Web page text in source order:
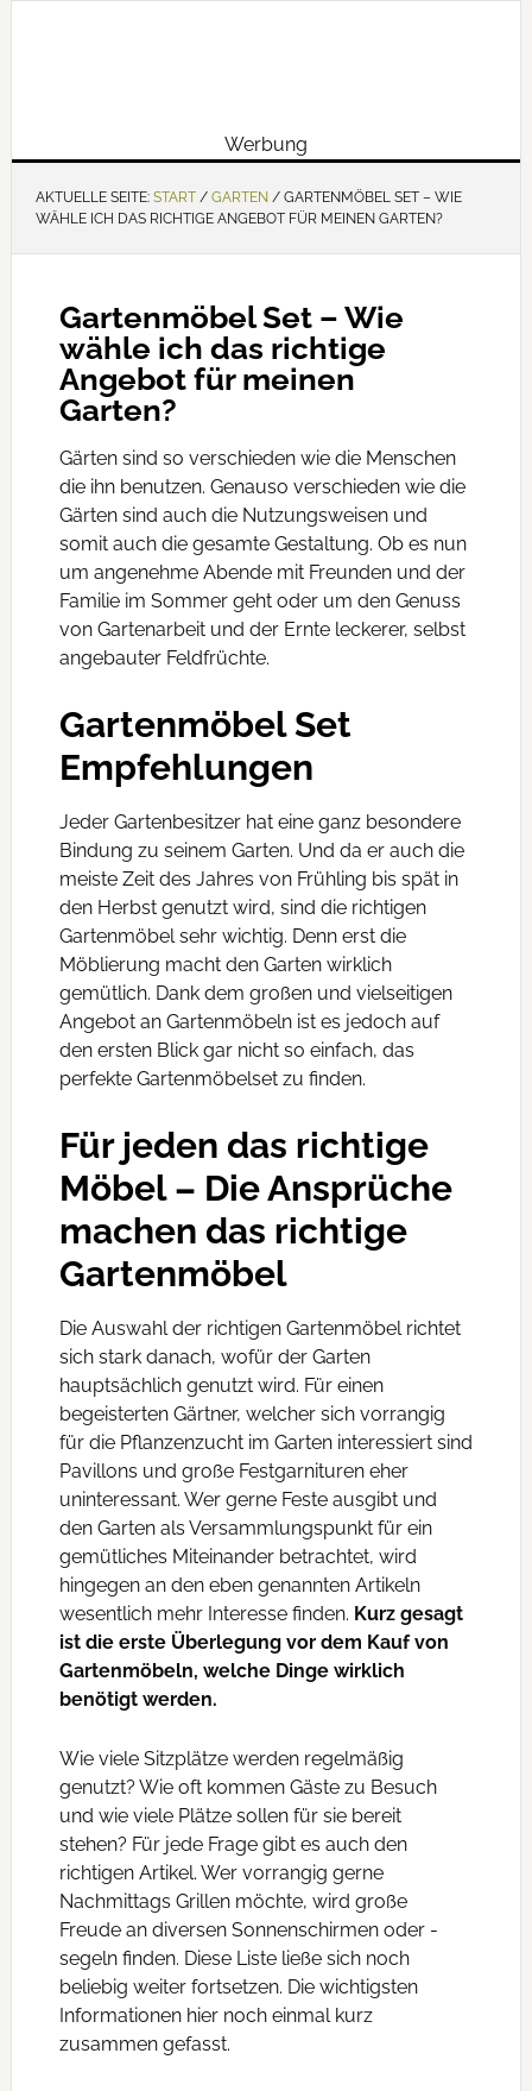
Werbung
AKTUELLE SEITE: START / GARTEN /GARTENMÖBEL SET – WIE
WÄHLE ICH DAS RICHTIGE ANGEBOT FÜR MEINEN GARTEN?
Gartenmöbel Set – Wie
wähle ich das richtige
Angebot für meinen
Garten?
Gärten sind so verschieden wie die Menschen
die ihn benutzen. Genauso verschieden wie die
Gärten sind auch die Nutzungsweisen und
somit auch die gesamte Gestaltung. Ob es nun
um angenehme Abende mit Freunden und der
Familie im Sommer geht oder um den Genuss
von Gartenarbeit und der Ernte leckerer, selbst
angebauter Feldfrüchte.
Gartenmöbel Set
Empfehlungen
Jeder Gartenbesitzer hat eine ganz besondere
Bindung zu seinem Garten. Und da er auch die
meiste Zeit des Jahres von Frühling bis spät in
den Herbst genutzt wird, sind die richtigen
Gartenmöbel sehr wichtig. Denn erst die
Möblierung macht den Garten wirklich
gemütlich. Dank dem großen und vielseitigen
Angebot an Gartenmöbeln ist es jedoch auf
den ersten Blick gar nicht so einfach, das
perfekte Gartenmöbelset zu finden.
Für jeden das richtige
Möbel – Die Ansprüche
machen das richtige
Gartenmöbel
Die Auswahl der richtigen Gartenmöbel richtet
sich stark danach, wofür der Garten
hauptsächlich genutzt wird. Für einen
begeisterten Gärtner, welcher sich vorrangig
für die Pflanzenzucht im Garten interessiert sind
Pavillons und große Festgarnituren eher
uninteressant. Wer gerne Feste ausgibt und
den Garten als Versammlungspunkt für ein
gemütliches Miteinander betrachtet, wird
hingegen an den eben genannten Artikeln
wesentlich mehr Interesse finden. Kurz gesagt
ist die erste Überlegung vor dem Kauf von
Gartenmöbeln, welche Dinge wirklich
benötigt werden.
Wie viele Sitzplätze werden regelmäßig
genutzt? Wie oft kommen Gäste zu Besuch
und wie viele Plätze sollen für sie bereit
stehen? Für jede Frage gibt es auch den
richtigen Artikel. Wer vorrangig gerne
Nachmittags Grillen möchte, wird große
Freude an diversen Sonnenschirmen oder -
segeln finden. Diese Liste ließe sich noch
beliebig weiter fortsetzen. Die wichtigsten
Informationen hier noch einmal kurz
zusammen gefasst.